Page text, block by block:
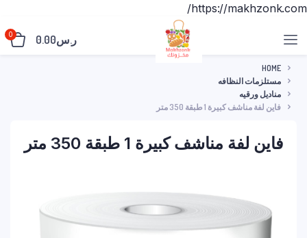
https://makhzonk.com/
ر.س0.00
0
HOME
مستلزمات النظافه
مناديل ورقيه
فاين لفة مناشف كبيرة 1 طبقة 350 متر
فاين لفة مناشف كبيرة 1 طبقة 350 متر